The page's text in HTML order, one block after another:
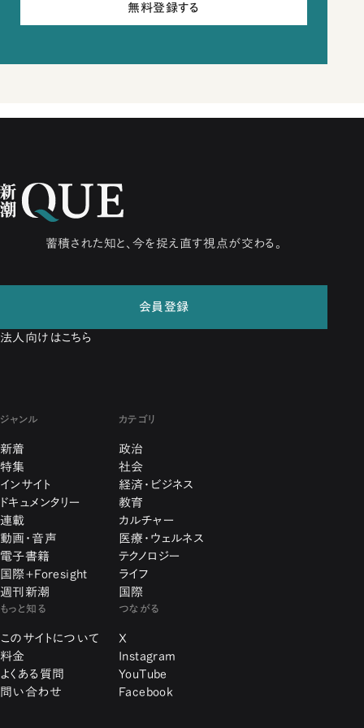
無料登録する
蓄積された知と、今を捉え直す視点が交わる。
会員登録
法人向けはこちら
ジャンル
新着
特集
インサイト
ドキュメンタリー
連載
動画・音声
電子書籍
国際+Foresight
週刊新潮
カテゴリ
政治
社会
経済・ビジネス
教育
カルチャー
医療・ウェルネス
テクノロジー
ライフ
国際
もっと知る
このサイトについて
料金
よくある質問
問い合わせ
つながる
X
Instagram
YouTube
Facebook